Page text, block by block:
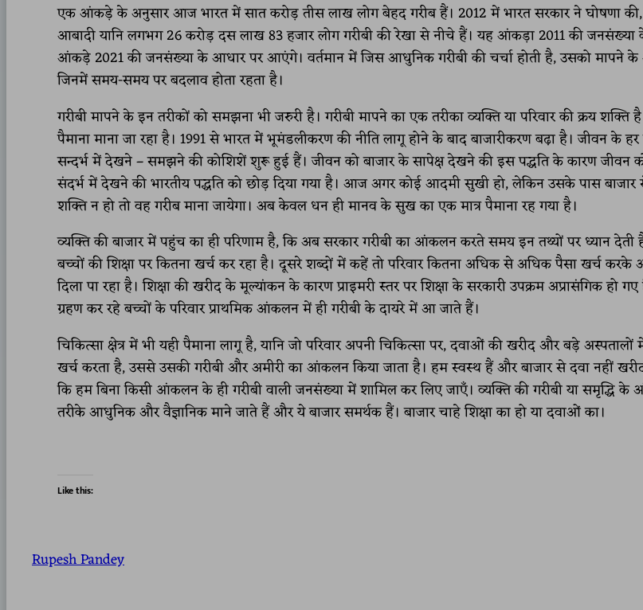
एक आंकड़े के अनुसार आज भारत में सात करोड़ तीस लाख लोग बेहद गरीब हैं। 2012 में भारत सरकार ने घोषणा
आबादी यानि लगभग 26 करोड़ दस लाख 83 हजार लोग गरीबी की रेखा से नीचे हैं। यह आंकड़ा 2011 की
आंकड़े 2021 की जनसंख्या के आधार पर आएंगे। वर्तमान में जिस आधुनिक गरीबी की चर्चा होती है, उसको मापने
जिनमें समय-समय पर बदलाव होता रहता है।
गरीबी मापने के इन तरीकों को समझना भी जरुरी है। गरीबी मापने का एक तरीका व्यक्ति या परिवार की क्रय
पैमाना माना जा रहा है। 1991 से भारत में भूमंडलीकरण की नीति लागू होने के बाद बाजारीकरण बढ़ा है। जीवन के
सन्दर्भ में देखने – समझने की कोशिशें शुरू हुई हैं। जीवन को बाजार के सापेक्ष देखने की इस पद्धति के कारण जीवन
संदर्भ में देखने की भारतीय पद्धति को छोड़ दिया गया है। आज अगर कोई आदमी सुखी हो, लेकिन उसके पास बाजार
शक्ति न हो तो वह गरीब माना जायेगा। अब केवल धन ही मानव के सुख का एक मात्र पैमाना रह गया है।
व्यक्ति की बाजार में पहुंच का ही परिणाम है, कि अब सरकार गरीबी का आंकलन करते समय इन तथ्यों पर ध्यान देती
बच्चों की शिक्षा पर कितना खर्च कर रहा है। दूसरे शब्दों में कहें तो परिवार कितना अधिक से अधिक पैसा खर्च करके
दिला पा रहा है। शिक्षा की खरीद के मूल्यांकन के कारण प्राइमरी स्तर पर शिक्षा के सरकारी उपक्रम अप्रासंगिक हो गए
ग्रहण कर रहे बच्चों के परिवार प्राथमिक आंकलन में ही गरीबी के दायरे में आ जाते हैं।
चिकित्सा क्षेत्र में भी यही पैमाना लागू है, यानि जो परिवार अपनी चिकित्सा पर, दवाओं की खरीद और बड़े
खर्च करता है, उससे उसकी गरीबी और अमीरी का आंकलन किया जाता है। हम स्वस्थ हैं और बाजार से दवा नहीं
कि हम बिना किसी आंकलन के ही गरीबी वाली जनसंख्या में शामिल कर लिए जाएँ। व्यक्ति की गरीबी या समृद्धि
तरीके आधुनिक और वैज्ञानिक माने जाते हैं और ये बाजार समर्थक हैं। बाजार चाहे शिक्षा का हो या दवाओं का।
Like this:
Rupesh Pandey